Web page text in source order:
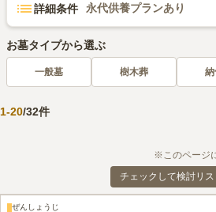
詳細条件 永代供養プランあり
お墓タイプから選ぶ
一般墓 樹木葬
1-20/32件
※このページ
チェックして検討リ
ぜんしょうじ